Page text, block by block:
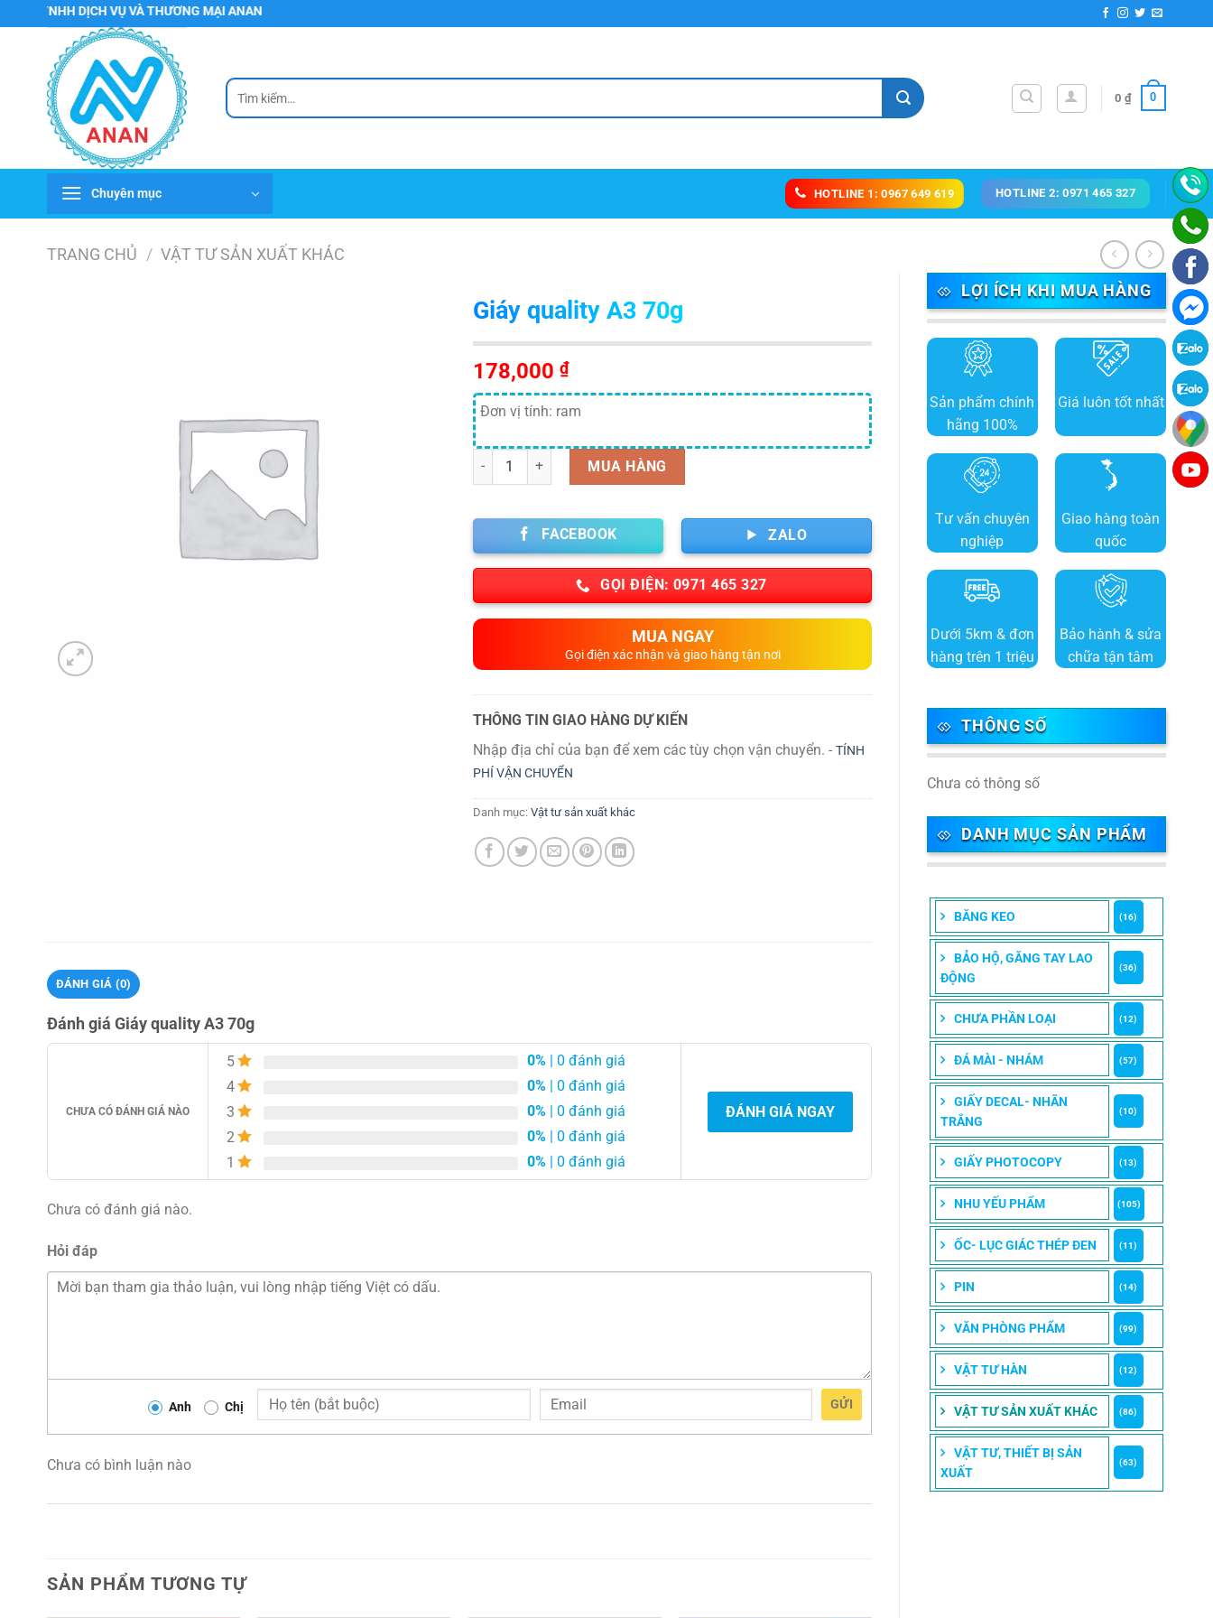
đến
DỊCH VỤ VÀ THƯƠNG MẠI ANAN
Tìm
kiếm:
0 ₫ 0
Chuyên mục HOTLINE 1: 0967 649 619 HOTLINE 2: 0971 465 327
TRANG CHỦ / VẬT TƯ SẢN XUẤT KHÁC
LỢI ÍCH KHI MUA HÀNG
Sản phẩm chính
hãng 100%
Giá luôn tốt nhất
Tư vấn chuyên
nghiệp
Giao hàng toàn
quốc
Dưới 5km & đơn
hàng trên 1 triệu
Bảo hành & sửa
chữa tận tâm
THÔNG SỐ
Chưa có thông số
DANH MỤC SẢN PHẨM
BĂNG KEO (16)
BẢO HỘ, GĂNG TAY LAO
ĐỘNG
(36)
CHƯA PHẦN LOẠI (12)
ĐÁ MÀI - NHÁM (57)
GIẤY DECAL- NHÃN
TRẮNG
(10)
GIẤY PHOTOCOPY (13)
NHU YẾU PHẨM (105)
ỐC- LỤC GIÁC THÉP ĐEN (11)
PIN (14)
VĂN PHÒNG PHẨM (99)
VẬT TƯ HÀN (12)
VẬT TƯ SẢN XUẤT KHÁC (86)
VẬT TƯ, THIẾT BỊ SẢN
XUẤT
(63)
Giáy quality A3 70g
178,000 ₫
Đơn vị tính: ram
Số lượng MUA HÀNG
FACEBOOK ZALO
GỌI ĐIỆN: 0971 465 327
MUA NGAY
Gọi điện xác nhận và giao hàng tận nơi
THÔNG TIN GIAO HÀNG DỰ KIẾN
Nhập địa chỉ của bạn để xem các tùy chọn vận chuyển. - TÍNH
PHÍ VẬN CHUYỂN
Danh mục: Vật tư sản xuất khác
ĐÁNH GIÁ (0)
Đánh giá Giáy quality A3 70g
CHƯA CÓ ĐÁNH GIÁ NÀO
5 0% | 0 đánh giá
4
0% | 0 đánh giá
3
0% | 0 đánh giá
2
0% | 0 đánh giá
1
0% | 0 đánh giá
ĐÁNH GIÁ NGAY
Chưa có đánh giá nào.
Hỏi đáp
Anh Chị GỬI
Chưa có bình luận nào
SẢN PHẨM TƯƠNG TỰ